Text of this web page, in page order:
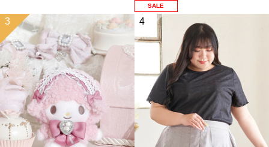
3
SALE
4